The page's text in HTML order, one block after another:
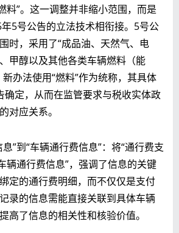
料”。这一调整并非缩小范围，而是
5号公告的立法技术相衔接。5号公
时，采用了“成品油、天然气、电
甲醇以及其他各类车辆燃料（能
办法使用“燃料”作为统称，其具体
确定，从而在监管要求与税收实体政
对应关系。
”到“车辆通行费信息”：将“通行费支
辆通行费信息”，强调了信息的关键
定的通行费明细，而不仅仅是支付
录的信息需能直接关联到具体车辆
高了信息的相关性和核验价值。